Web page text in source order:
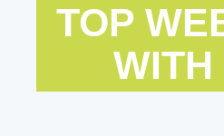
TOP
WITH